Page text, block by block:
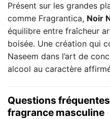
Présent sur les grandes
comme Fragrantica, Noir
équilibre entre fraîcheur
boisée. Une création qui
Naseem dans l’art de
alcool au caractère
Questions
fragrance masculine